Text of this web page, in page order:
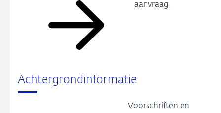
aanvraag
Achtergrondinformatie
Voorschriften en